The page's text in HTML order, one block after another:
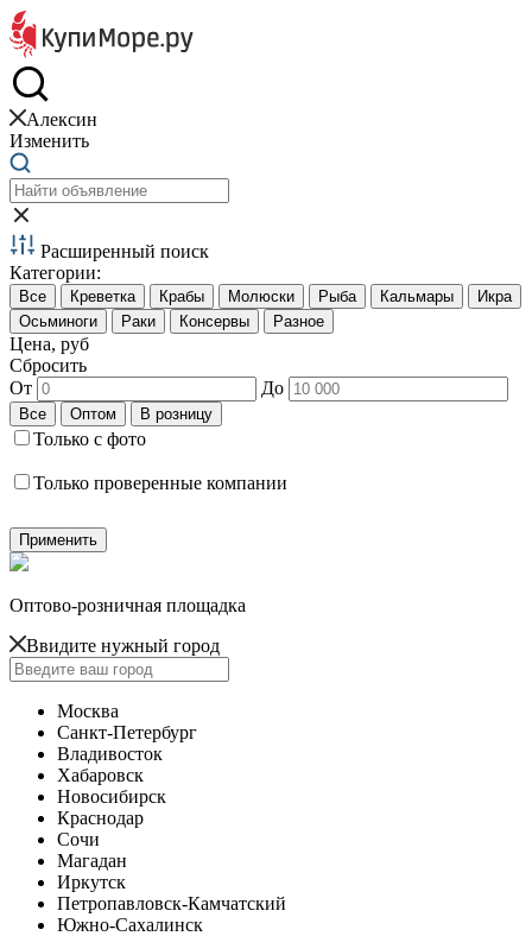
Алексин
Изменить
Расширенный поиск
Категории:
Цена, руб
Сбросить
От
До
Только с фото
Только проверенные компании
Оптово-розничная площадка
Ввидите нужный город
Москва
Санкт-Петербург
Владивосток
Хабаровск
Новосибирск
Краснодар
Сочи
Магадан
Иркутск
Петропавловск-Камчатский
Южно-Сахалинск